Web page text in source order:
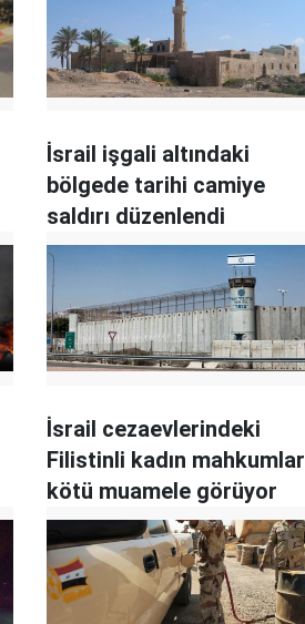
İsrail işgali altındaki
bölgede tarihi camiye
saldırı düzenlendi
İsrail cezaevlerindeki
Filistinli kadın mahkumlar
kötü muamele görüyor